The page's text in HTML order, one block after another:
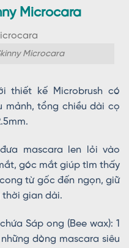
Microcara
Microcara
thiết kế Microbrush có
mảnh, tổng chiều dài cọ
mascara len lỏi vào
góc mắt giúp tìm thấy
từ gốc đến ngọn, giữ
thời gian dài.
Sáp ong (Bee wax): 1
dòng mascara siêu